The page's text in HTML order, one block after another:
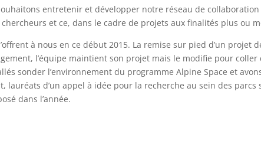
entretenir et développer notre réseau de
et ce, dans le cadre de projets aux finalités plus ou
à nous en ce début 2015. La remise sur pied d’un
l’équipe maintient son projet mais le modifie pour
sonder l’environnement du programme Alpine Space et
lauréats d’un appel à idée pour la recherche au sein des
dans l’année.